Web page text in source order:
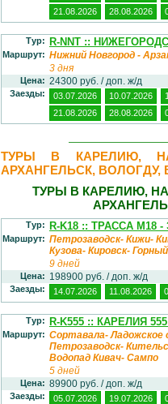
21.08.2026
28.08.2026
Тур: R-NNT ::
Маршрут: Нижний Новгород -
3 дня
Цена: 24300 руб. / доп. ж/д
Заезды: 03.07.2026 10.07.2026
21.08.2026
28.08.2026
ТУРЫ В КАРЕЛИЮ,
АРХАНГЕЛЬСК, ВОЛОГДУ,
ТУРЫ В КАРЕЛИЮ,
Тур: R-K18 :: ТРАССА М18
Маршрут: Петрозаводск- Кижи-
Кузова- Кировск-
9 дней
Цена: 198900 руб. / доп. ж/д
Заезды: 14.07.2026 11.08.2026
Тур: R-K555 :: КАРЕЛИЯ
Маршрут: Сортавала- Ладожское
Петрозаводск-
Водопад Кивач- Сампо
5 дней
Цена: 89900 руб. / доп. ж/д
Заезды: 05.07.2026 19.07.2026